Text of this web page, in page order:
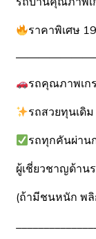
ราคาพิเศษ
รถคุณภาพเก
รถสวยทุนเดิ
รถทุกคันผ่าน
ผู้เชี่ยวชาญด้าน
(ถ้ามีชนหนัก พ